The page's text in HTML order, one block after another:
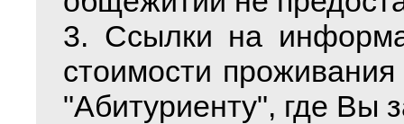
3. Ссылки на
стоимости
"Абитуриенту", где Вы